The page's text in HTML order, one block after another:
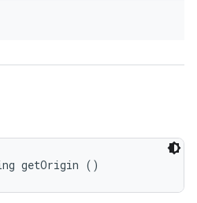
getOrigin ()